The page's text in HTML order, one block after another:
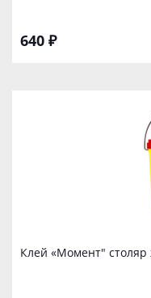
640 ₽
Клей «Момент" столяр